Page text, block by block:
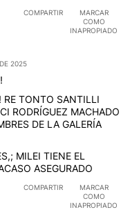
COMPARTIR
MARCAR
COMO
INAPROPIADO
2025
RE TONTO SANTILLI
RODRÍGUEZ MACHADO
DE LA GALERÍA
MILEI TIENE EL
ASEGURADO
COMPARTIR
MARCAR
COMO
INAPROPIADO